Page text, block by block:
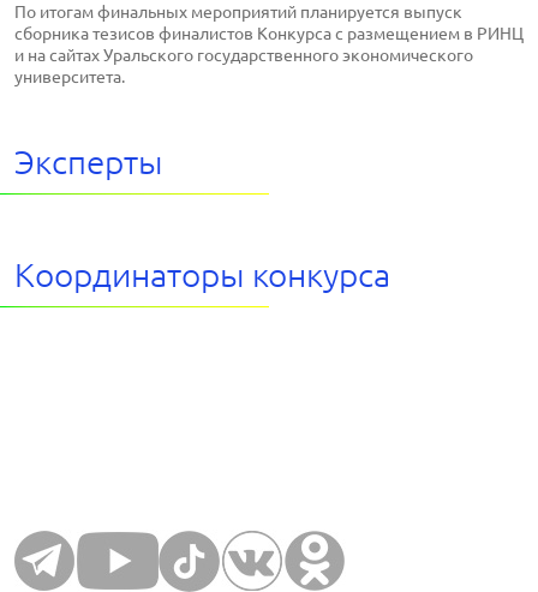
По итогам финальных мероприятий планируется выпуск
сборника тезисов финалистов Конкурса с размещением в РИНЦ
и на сайтах Уральского государственного экономического
университета.
Эксперты
Координаторы конкурса